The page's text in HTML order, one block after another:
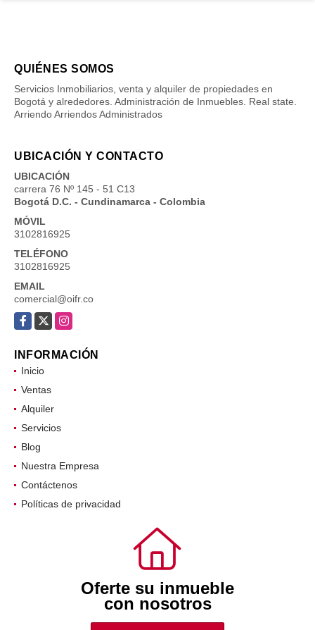
QUIÉNES SOMOS
Servicios Inmobiliarios, venta y alquiler de propiedades en
Bogotá y alrededores. Administración de Inmuebles. Real state.
Arriendo Arriendos Administrados
UBICACIÓN Y CONTACTO
UBICACIÓN
carrera 76 Nº 145 - 51 C13
Bogotá D.C. - Cundinamarca - Colombia
MÓVIL
3102816925
TELÉFONO
3102816925
EMAIL
comercial@oifr.co
INFORMACIÓN
Inicio
Ventas
Alquiler
Servicios
Blog
Nuestra Empresa
Contáctenos
Oferte su inmueble
con nosotros